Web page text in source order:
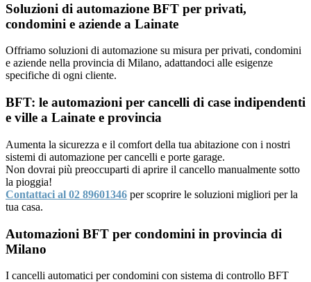
Soluzioni di automazione BFT per privati,
condomini e aziende a Lainate
Offriamo soluzioni di automazione su misura per privati, condomini
e aziende nella provincia di Milano, adattandoci alle esigenze
specifiche di ogni cliente.
BFT: le automazioni per cancelli di case indipendenti
e ville a Lainate e provincia
Aumenta la sicurezza e il comfort della tua abitazione con i nostri
sistemi di automazione per cancelli e porte garage.
Non dovrai più preoccuparti di aprire il cancello manualmente sotto
la pioggia!
Contattaci al 02 89601346 per scoprire le soluzioni migliori per la
tua casa.
Automazioni BFT per condomini in provincia di
Milano
I cancelli automatici per condomini con sistema di controllo BFT